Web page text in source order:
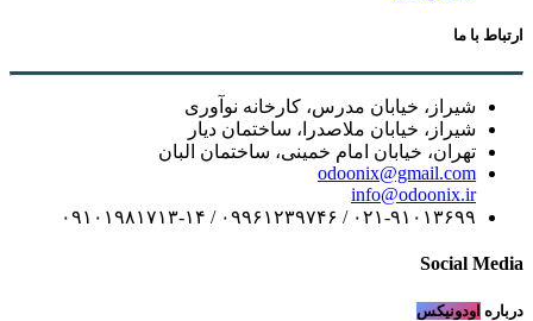
ارتباط با ما
شیراز، خیابان مدرس، کارخانه نوآوری
شیراز، خیابان ملاصدرا، ساختمان دیار
تهران، خیابان امام خمینی، ساختمان البان
odoonix@gmail.com
info@odoonix.ir
۰۲۱-۹۱۰۱۳۶۹۹ / ۰۹۹۶۱۲۳۹۷۴۶ / ۰۹۱۰۱۹۸۱۷۱۳-۱۴
Social Media
درباره اودونیکس